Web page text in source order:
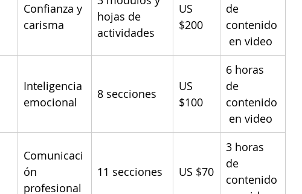
Confianza y
carisma
hojas de
actividades
US
$200
de
contenido
en video
Inteligencia
emocional
8 secciones
US
$100
6 horas
de
contenido
en video
Comunicaci
ón
profesional
11 secciones US $70
3 horas
de
contenido